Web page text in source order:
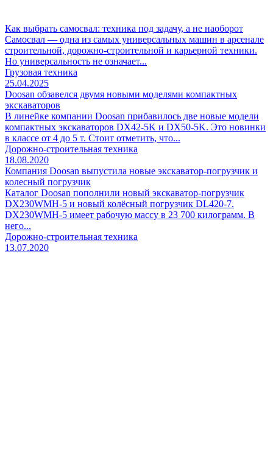
Как выбрать самосвал: техника под задачу, а не наоборот
Самосвал — одна из самых универсальных машин в арсенале
строительной, дорожно-строительной и карьерной техники.
Но универсальность не означает...
Грузовая техника
25.04.2025
Doosan обзавелся двумя новыми моделями компактных
экскаваторов
В линейке компании Doosan прибавилось две новые модели
компактных экскаваторов DX42-5K и DX50-5K. Это новинки
в классе от 4 до 5 т. Стоит отметить, что...
Дорожно-строительная техника
18.08.2020
Компания Doosan выпустила новые экскаватор-погрузчик и
колесный погрузчик
Каталог Doosan пополнили новый экскаватор-погрузчик
DX230WMH-5 и новый колёсный погрузчик DL420-7.
DX230WMH-5 имеет рабочую массу в 23 700 килограмм. В
него...
Дорожно-строительная техника
13.07.2020